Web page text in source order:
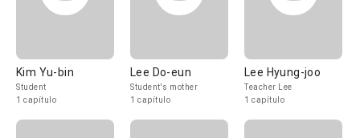
Kim Yu-bin
Student
1 capítulo
Lee Do-eun
Student's mother
1 capítulo
Lee Hyung-joo
Teacher Lee
1 capítulo